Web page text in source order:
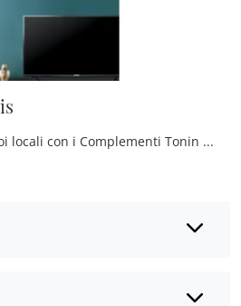
Desideri arricchire i tuoi locali con i Complementi Tonin Casa? Ti presentiamo diversi modelli di orologi in vetro come Orologio Memphis.